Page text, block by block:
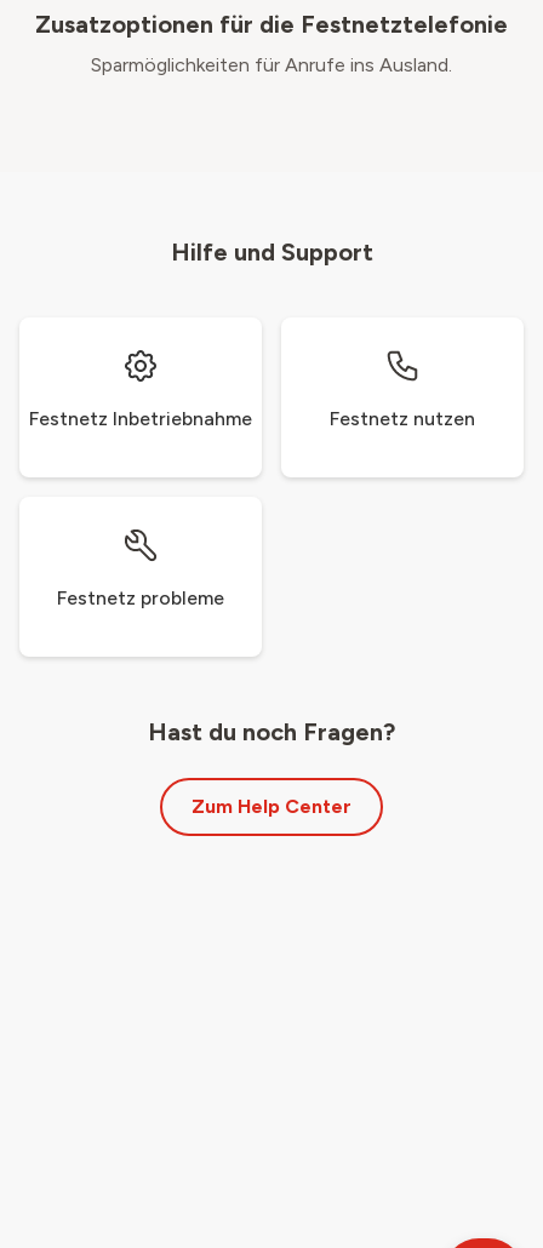
Zusatzoptionen für die Festnetztelefonie
Sparmöglichkeiten für Anrufe ins Ausland.
Hilfe und Support
Festnetz Inbetriebnahme Festnetz nutzen
Festnetz probleme
Hast du noch Fragen?
Zum Help Center